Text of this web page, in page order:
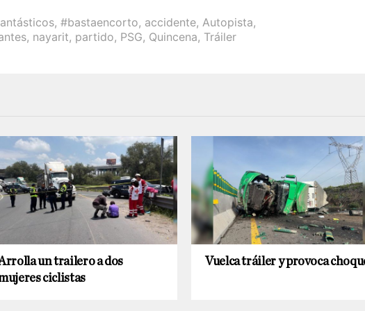
, #bastaencorto, accidente, Autopista,
, nayarit, partido, PSG, Quincena, Tráiler
un trailero a dos
ciclistas
Vuelca tráiler y provoca